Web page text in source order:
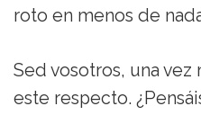
roto en menos de
Sed vosotros, una vez
este respecto.